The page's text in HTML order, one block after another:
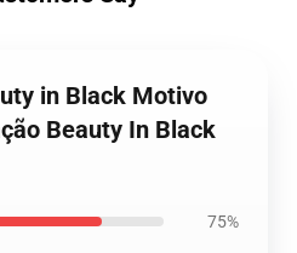
in Black Motivo
Beauty In Black
75%